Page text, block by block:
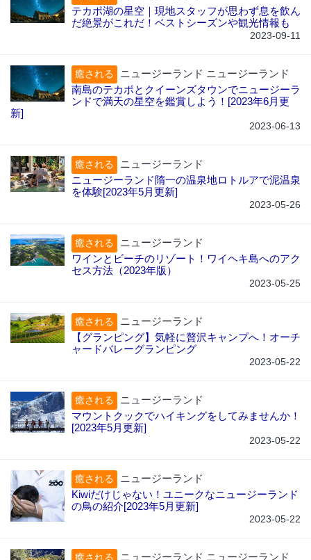
テカポ湖の星空｜現地スタッフが思わず息を飲ん
だ絶景がこれだ！ベストシーズンや観光情報も
2023-09-11
癒される
ニュージーランド ニュージーランド
南島のテカポとクイーンズタウンでニュージーラ
ンドで満天の星空を鑑賞しよう！[2023年6月更
新]
2023-06-13
癒される
ニュージーランド
ニュージーランド隋一の温泉地ロトルアで泥温泉
を体験[2023年5月更新]
2023-05-26
癒される
ニュージーランド
ワインとビーチのリゾート！ワイヘキ島へのアク
セス方法（2023年版）
2023-05-25
癒される
ニュージーランド
【グランピング】気軽に贅沢キャンプへ！オーチ
ャードバレーグランピング
2023-05-22
癒される
ニュージーランド
マウントクックでハイキングをしてみませんか！
[2023年5月更新]
2023-05-22
癒される
ニュージーランド
Kiwiだけじゃない！ユニークなニュージーランド
の鳥の紹介[2023年5月更新]
2023-05-22
癒される ニュージーランド ニュージーランド